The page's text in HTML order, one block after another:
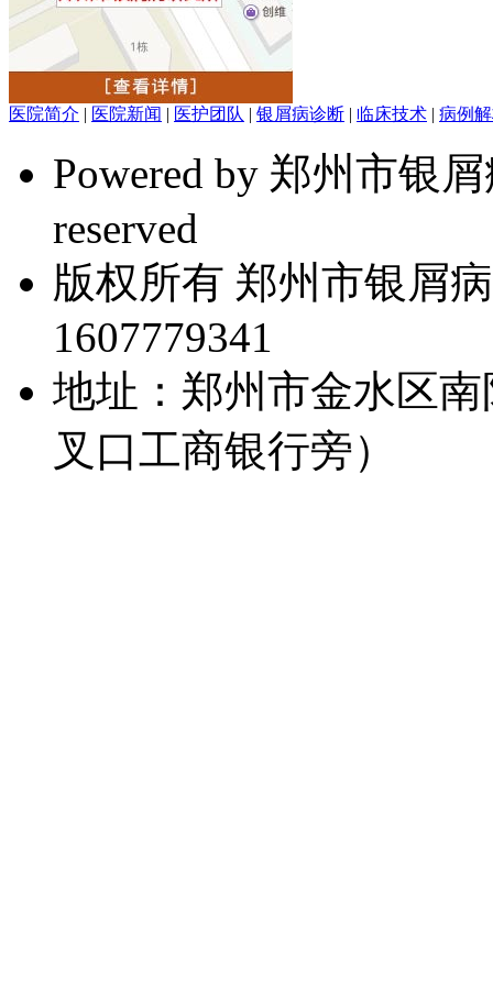
医院简介 | 医院新闻 | 医护团队 | 银屑病诊断 | 临床技术 | 病例
Powered by 郑州市银
reserved
版权所有 郑州市银屑
1607779341
地址：郑州市金水区
叉口工商银行旁）